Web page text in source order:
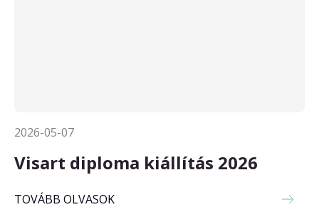
2026-05-07
Visart diploma kiállítás 2026
TOVÁBB OLVASOK